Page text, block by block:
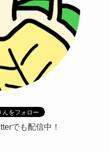
でも配信中！